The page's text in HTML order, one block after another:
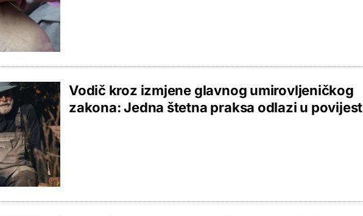
Vodič kroz izmjene glavnog umirovljeničkog
zakona: Jedna štetna praksa odlazi u povijest